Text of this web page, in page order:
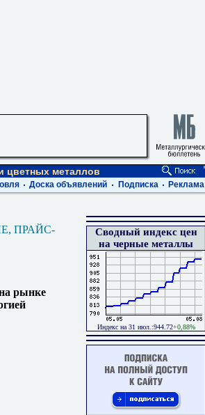
цветных металлов
Доска объявлений Подписка Реклама
ПРАЙС-
рынке
Сводный индекс цен
на черные металлы
Индекс на 31 июл.:944.72+0,88%